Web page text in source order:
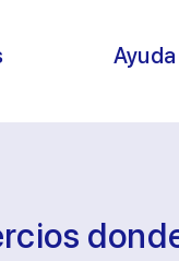
Ayuda